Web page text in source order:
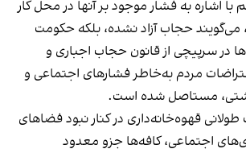
با اشاره به فشار موجود بر آنها در محل کار
می‌گویند حجاب آزاد نشده، بلکه حکومت
در سرپیچی از قانون حجاب اجباری و
مردم به‌خاطر فشارهای اجتماعی و
مستاصل شده است.
قهوه‌‌خانه‌داری در کنار نبود فضاهای
اجتماعی، کافه‌ها جزو معدود